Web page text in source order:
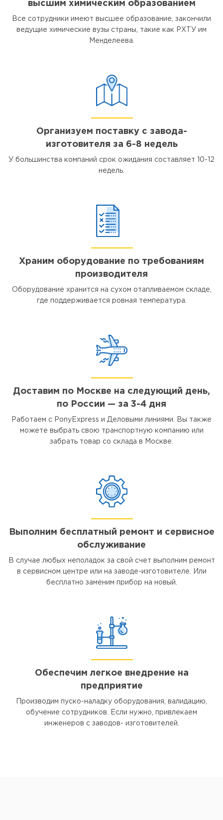
высшим химическим образованием
Все сотрудники имеют высшее образование, закончили
ведущие химические вузы страны, такие как РХТУ им
Менделеева.
Организуем поставку с завода-
изготовителя за 6-8 недель
У большинства компаний срок ожидания составляет 10-12
недель.
Храним оборудование по требованиям
производителя
Оборудование хранится на сухом отапливаемом складе,
где поддерживается ровная температура.
Доставим по Москве на следующий день,
по России — за 3-4 дня
Работаем с PonyExpress и Деловыми линиями. Вы также
можете выбрать свою транспортную компанию или
забрать товар со склада в Москве.
Выполним бесплатный ремонт и сервисное
обслуживание
В случае любых неполадок за свой счет выполним ремонт
в сервисном центре или на заводе-изготовителе. Или
бесплатно заменим прибор на новый.
Обеспечим легкое внедрение на
предприятие
Производим пуско-наладку оборудования, валидацию,
обучение сотрудников. Если нужно, привлекаем
инженеров с заводов- изготовителей.